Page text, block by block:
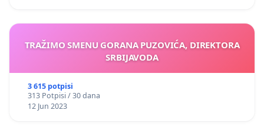
TRAŽIMO SMENU GORANA PUZOVIĆA, DIREKTORA
SRBIJAVODA
3 615 potpisi
313 Potpisi / 30 dana
12 Jun 2023